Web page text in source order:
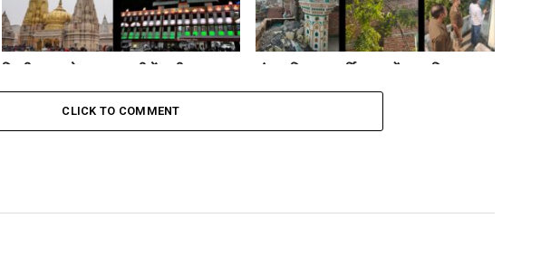
दिल्ली ब्लास्ट के बाद वाराणसी में कड़ी सुरक्षा:
काशी विश्वनाथ धाम से कैंट स्टेशन तक अलर्ट
लंका पुलिस का धार्मिक स्थलों पर ध्वनि प्रदूषण
अभियान, नूरी और अंजुमन मस्जिद से 3
CLICK TO COMMENT